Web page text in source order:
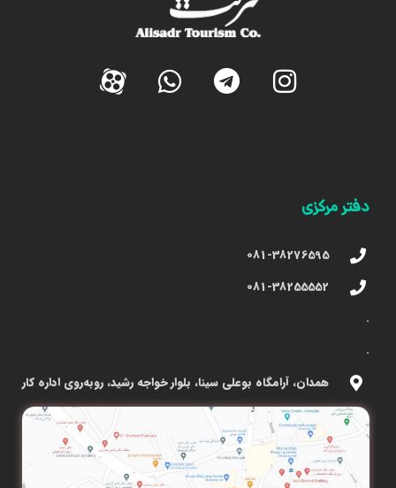
دفتر مرکزی
081-38276595
081-38255552
.
.
همدان، آرامگاه بوعلی سینا، بلوار خواجه رشید، روبه‌روی اداره کار